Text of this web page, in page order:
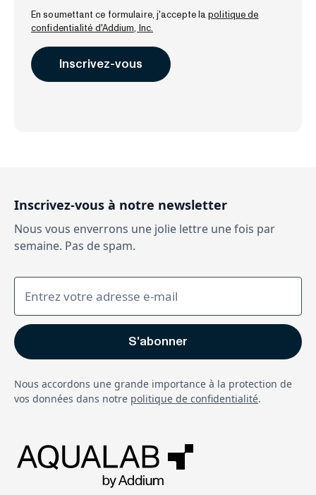
En soumettant ce formulaire, j'accepte lapolitique de
confidentialité d'Addium, Inc.
Inscrivez-vous à notre newsletter
Nous vous enverrons une jolie lettre une fois par
semaine. Pas de spam.
Nous accordons une grande importance à la protection de
vos données dans notre politique de confidentialité.